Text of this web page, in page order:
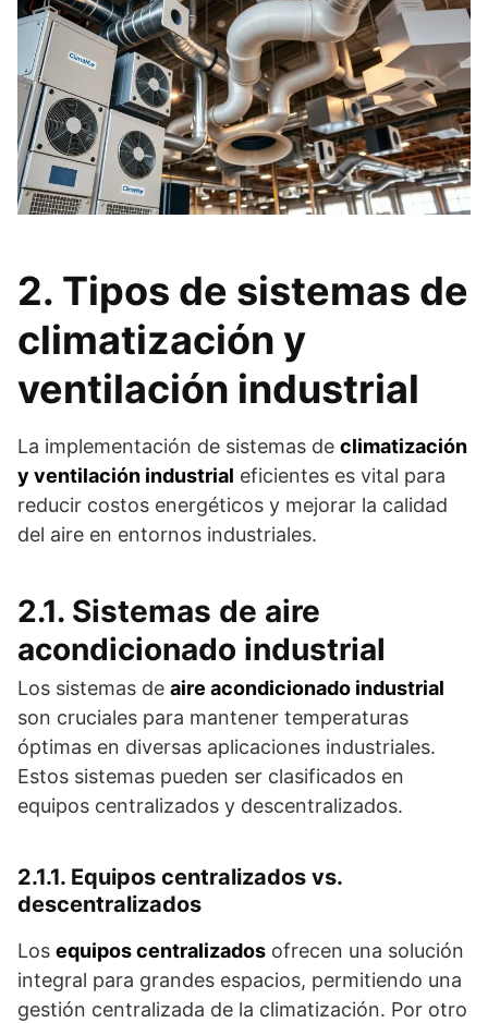
2. Tipos de sistemas de
climatización y
ventilación industrial
La implementación de sistemas de climatización
y ventilación industrial eficientes es vital para
reducir costos energéticos y mejorar la calidad
del aire en entornos industriales.
2.1. Sistemas de aire
acondicionado industrial
Los sistemas de aire acondicionado industrial
son cruciales para mantener temperaturas
óptimas en diversas aplicaciones industriales.
Estos sistemas pueden ser clasificados en
equipos centralizados y descentralizados.
2.1.1. Equipos centralizados vs.
descentralizados
Los equipos centralizados ofrecen una solución
integral para grandes espacios, permitiendo una
gestión centralizada de la climatización. Por otro